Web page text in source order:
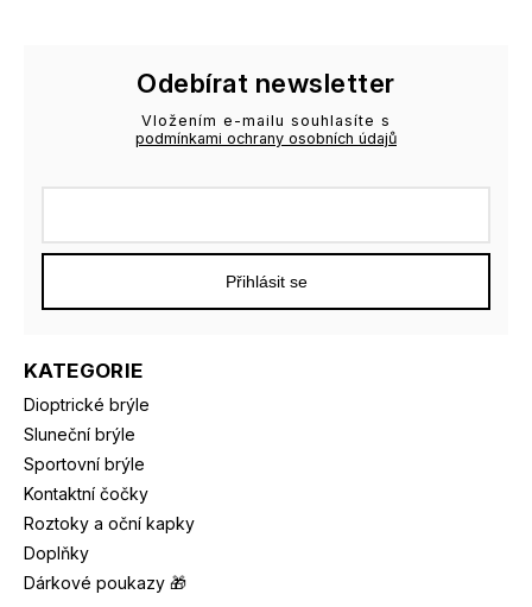
KATEGORIE
Dioptrické brýle
Sluneční brýle
Sportovní brýle
Kontaktní čočky
Roztoky a oční kapky
Doplňky
Dárkové poukazy 🎁
Odebírat newsletter
Vložením e-mailu souhlasíte s
podmínkami ochrany osobních údajů
Přihlásit se